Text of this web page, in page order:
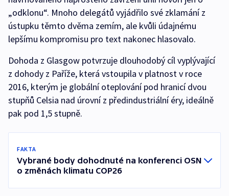
„odklonu“. Mnoho delegátů vyjádřilo své zklamání z
ústupku těmto dvěma zemím, ale kvůli údajnému
lepšímu kompromisu pro text nakonec hlasovalo.
Dohoda z Glasgow potvrzuje dlouhodobý cíl vyplývající
z dohody z Paříže, která vstoupila v platnost v roce
2016, kterým je globální oteplování pod hranicí dvou
stupňů Celsia nad úrovní z předindustriální éry, ideálně
pak pod 1,5 stupně.
FAKTA
Vybrané body dohodnuté na konferenci OSN
o změnách klimatu COP26